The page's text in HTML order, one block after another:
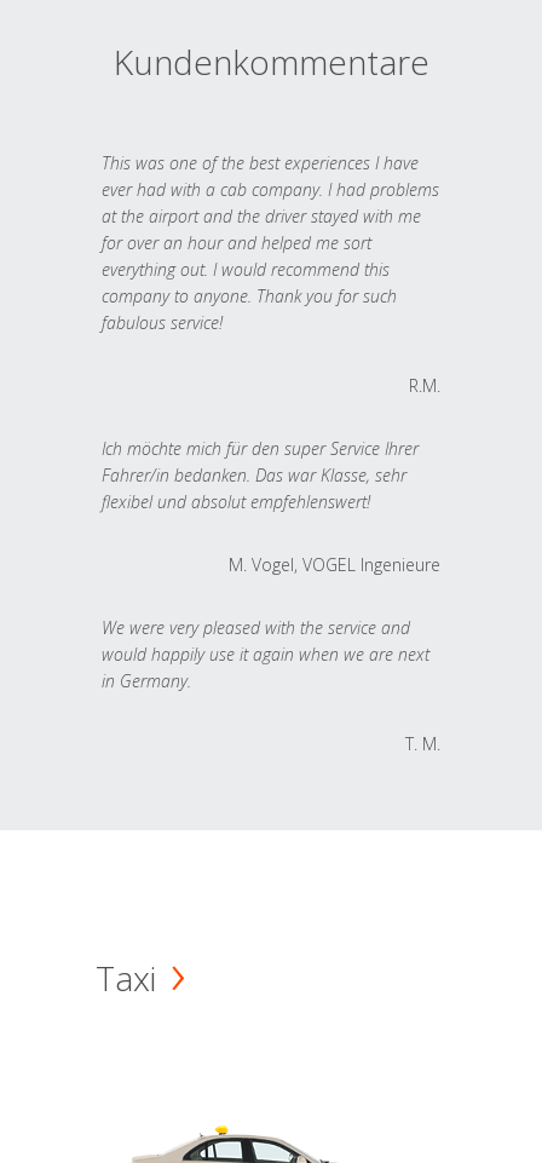
Kundenkommentare
This was one of the best experiences I have
ever had with a cab company. I had problems
at the airport and the driver stayed with me
for over an hour and helped me sort
everything out. I would recommend this
company to anyone. Thank you for such
fabulous service!
R.M.
Ich möchte mich für den super Service Ihrer
Fahrer/in bedanken. Das war Klasse, sehr
flexibel und absolut empfehlenswert!
M. Vogel, VOGEL Ingenieure
We were very pleased with the service and
would happily use it again when we are next
in Germany.
T. M.
Taxi